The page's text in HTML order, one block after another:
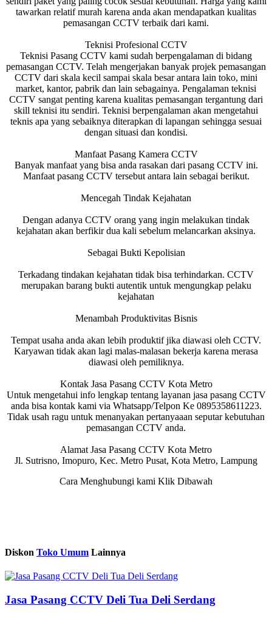
tawarkan relatif murah karena anda akan mendapatkan kualitas
pemasangan CCTV terbaik dari kami.
Teknisi Profesional CCTV
Teknisi Pasang CCTV kami sudah berpengalaman di bidang
pemasangan CCTV. Telah mengerjakan banyak projek pemasangan
CCTV dari skala kecil sampai skala besar antara lain toko, mini
market, kantor, pabrik dan lain sebagainya. Pengalaman teknisi
CCTV sangat penting karena kualitas pemasangan tergantung dari
skill teknisi itu sendiri. Teknisi berpengalaman akan mengetahui
teknis apa yang sebaiknya diterapkan di lapangan sehingga sesuai
dengan situasi dan kondisi.
Manfaat Pasang Kamera CCTV
Banyak manfaat yang bisa anda rasakan dari pasang CCTV ini.
Manfaat pasang CCTV tersebut antara lain sebagai berikut.
Mencegah Tindak Kejahatan
Dengan adanya CCTV orang yang ingin melakukan tindak
kejahatan akan berfikir dua kali sebelum melancarkan aksinya.
Sebagai Bukti Kepolisian
Terkadang tindakan kejahatan tidak bisa terhindarkan. CCTV
merupakan barang bukti autentik untuk mengungkap pelaku
kejahatan
Menambah Produktivitas Bisnis
Tempat usaha anda akan lebih produktif jika diawasi oleh CCTV.
Karyawan tidak akan lagi malas-malasan bekerja karena merasa
diawasi oleh pemiliknya.
Kontak Jasa Pasang CCTV Kota Metro
Untuk mengetahui info lengkap tentang layanan jasa pasang CCTV
anda bisa kontak kami via Whatsapp/Telpon Ke 0895358611223.
Tidak usah ragu untuk menanyakan pertanyaaan seputar kebutuhan
pemasangan CCTV anda.
Alamat Jasa Pasang CCTV Kota Metro
Jl. Sutrisno, Imopuro, Kec. Metro Pusat, Kota Metro, Lampung
Cara Menghubungi kami Klik Dibawah
Diskon Toko Umum Lainnya
Jasa Pasang CCTV Deli Tua Deli Serdang